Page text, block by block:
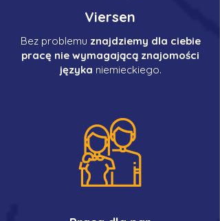
Viersen
Bez problemu znajdziemy dla ciebie
pracę nie wymagającą znajomości
języka niemieckiego.